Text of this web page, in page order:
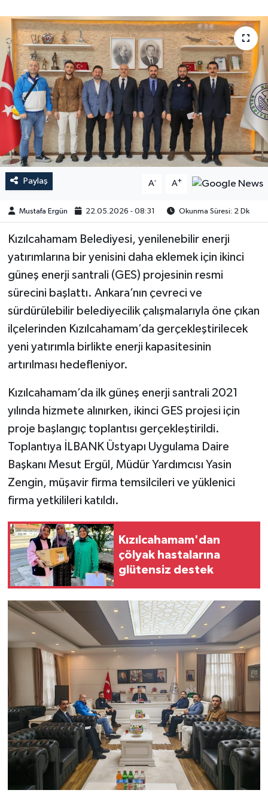
Paylaş A- A+
Mustafa Ergün 22.05.2026 - 08:31 Okunma Süresi: 2 Dk
​​​​​​Kızılcahamam Belediyesi, yenilenebilir enerji
yatırımlarına bir yenisini daha eklemek için ikinci
güneş enerji santrali (GES) projesinin resmi
sürecini başlattı. Ankara’nın çevreci ve
sürdürülebilir belediyecilik çalışmalarıyla öne çıkan
ilçelerinden Kızılcahamam’da gerçekleştirilecek
yeni yatırımla birlikte enerji kapasitesinin
artırılması hedefleniyor.
Kızılcahamam’da ilk güneş enerji santrali 2021
yılında hizmete alınırken, ikinci GES projesi için
proje başlangıç toplantısı gerçekleştirildi.
Toplantıya İLBANK Üstyapı Uygulama Daire
Başkanı Mesut Ergül, Müdür Yardımcısı Yasin
Zengin, müşavir firma temsilcileri ve yüklenici
firma yetkilileri katıldı.
Kızılcahamam'dan
çölyak hastalarına
glütensiz destek